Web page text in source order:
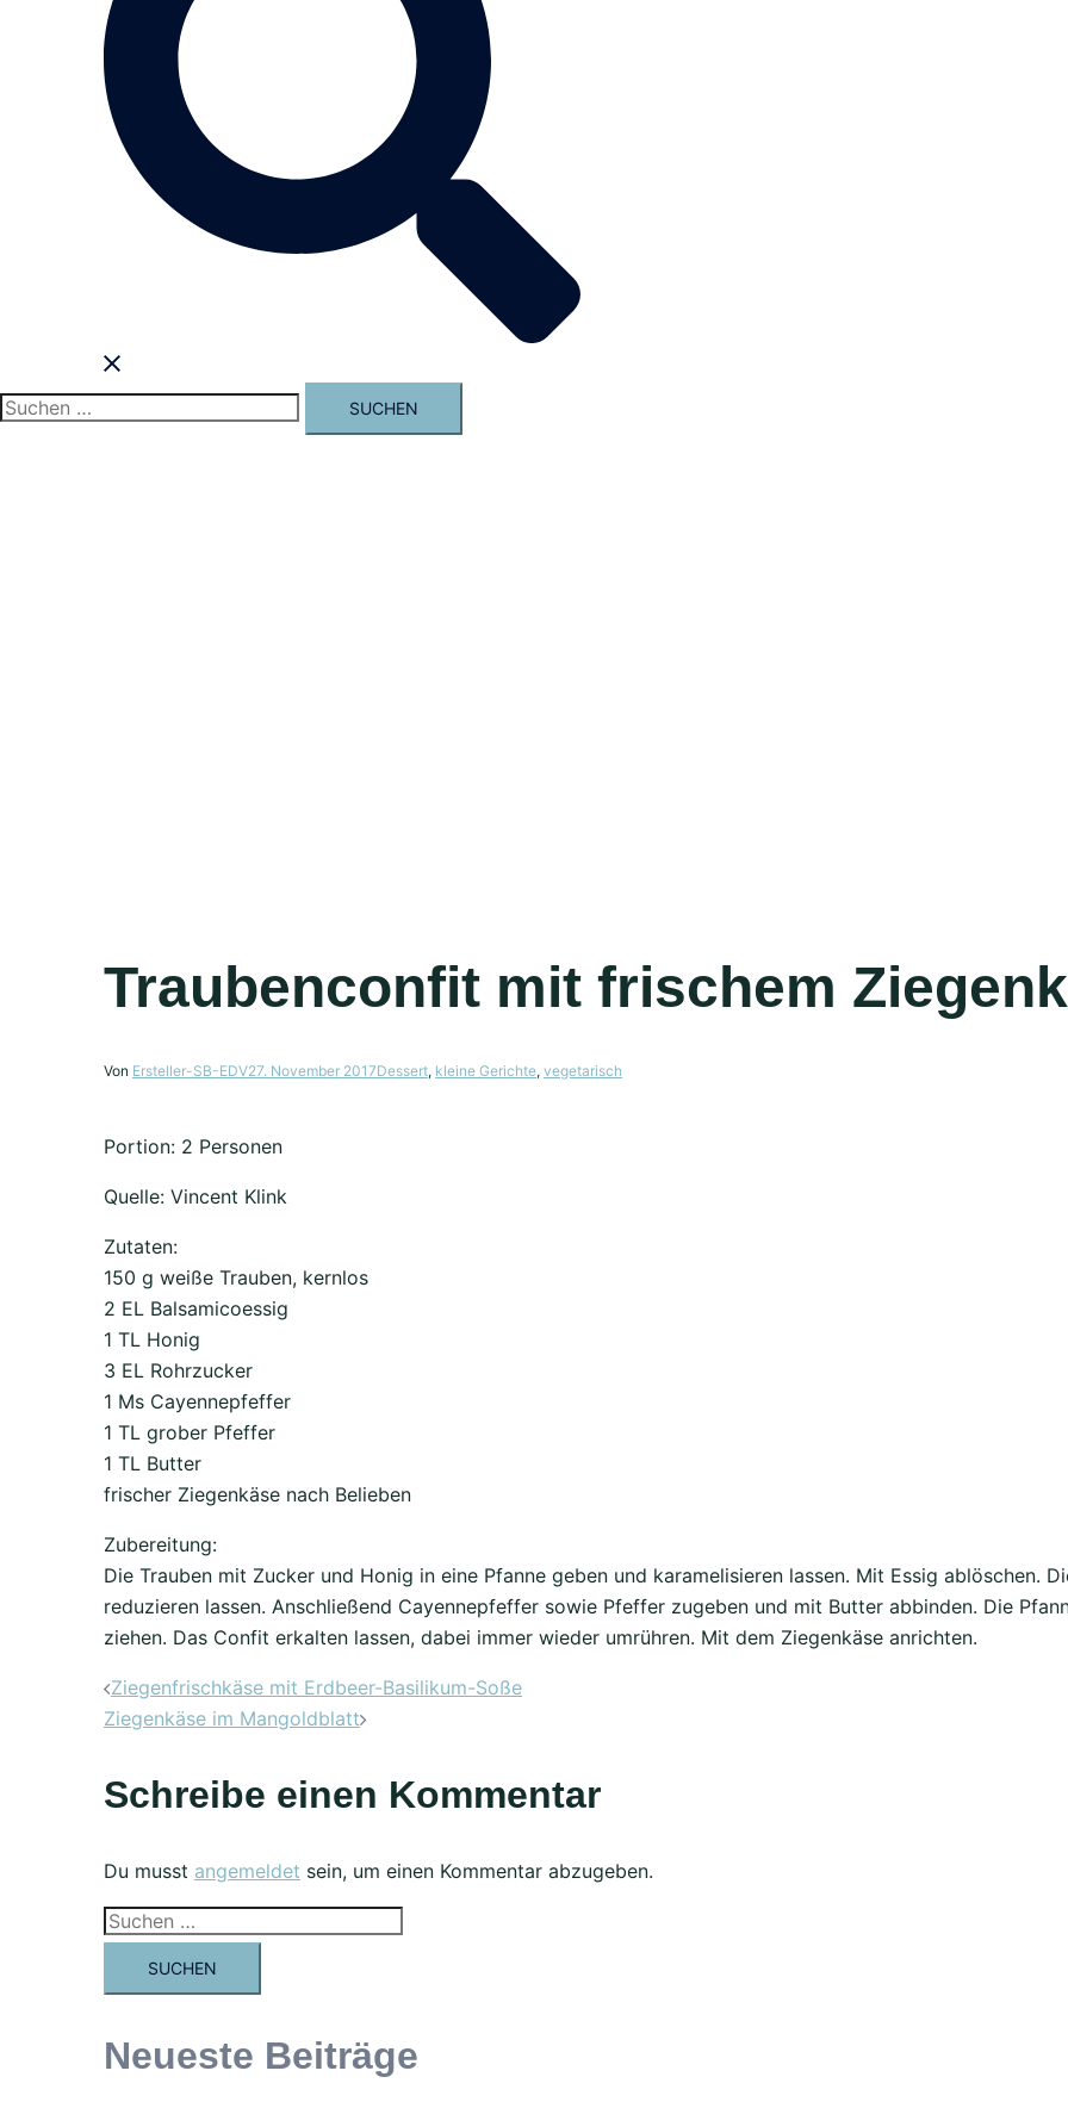
Suchen
Traubenconfit mit frischem
Von Ersteller-SB-EDV27. November 2017Dessert, kleine Gerichte, vegetarisch
Portion: 2 Personen
Quelle: Vincent Klink
Zutaten:
150 g weiße Trauben, kernlos
2 EL Balsamicoessig
1 TL Honig
3 EL Rohrzucker
1 Ms Cayennepfeffer
1 TL grober Pfeffer
1 TL Butter
frischer Ziegenkäse nach Belieben
Zubereitung:
Die Trauben mit Zucker und Honig in eine Pfanne geben und karamelisieren lassen. Mit Essig ablöschen.
reduzieren lassen. Anschließend Cayennepfeffer sowie Pfeffer zugeben und mit Butter abbinden. Die
ziehen. Das Confit erkalten lassen, dabei immer wieder umrühren. Mit dem Ziegenkäse anrichten.
Beitrags-
Ziegenfrischkäse mit Erdbeer-Basilikum-Soße
Ziegenkäse im Mangoldblatt
Schreibe einen Kommentar
Du musst angemeldet sein, um einen Kommentar abzugeben.
Suchen
Neueste Beiträge